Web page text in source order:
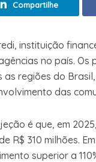
Compartilhe
instituição
no país. Os
as regiões do
das
é que, em
R$ 310 milhões.
superior a